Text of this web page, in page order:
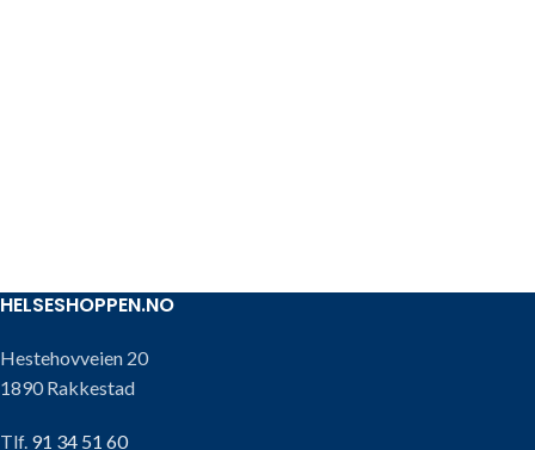
HELSESHOPPEN.NO
Hestehovveien 20
1890 Rakkestad
Tlf. 91 34 51 60